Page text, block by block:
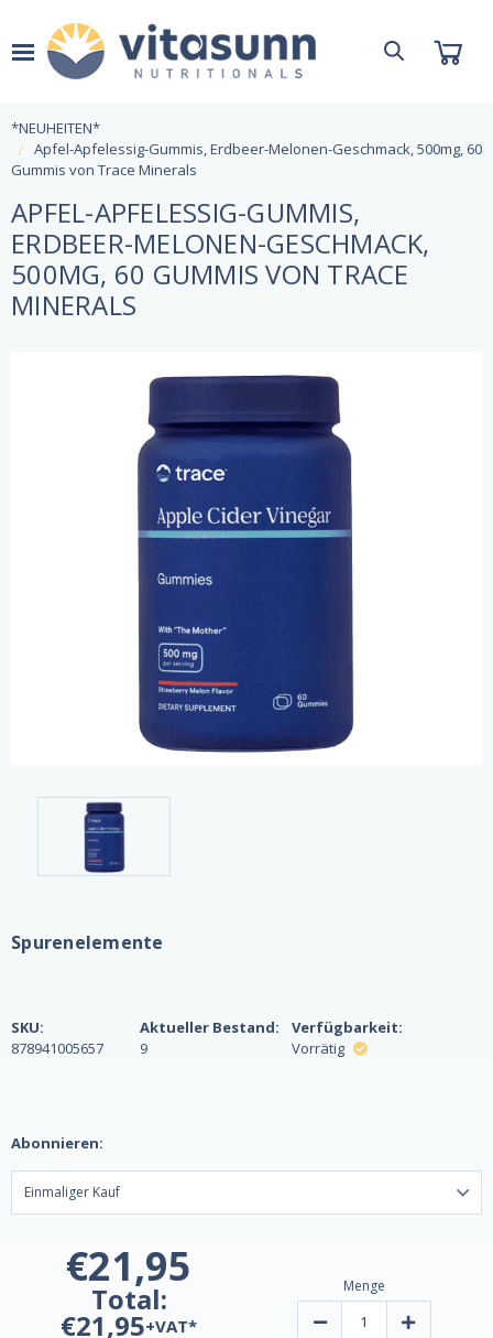
*NEUHEITEN*
Apfel-Apfelessig-Gummis, Erdbeer-Melonen-Geschmack, 500mg, 60
Gummis von Trace Minerals
APFEL-APFELESSIG-GUMMIS,
ERDBEER-MELONEN-GESCHMACK,
500MG, 60 GUMMIS VON TRACE
MINERALS
Spurenelemente
SKU:
878941005657
Aktueller Bestand:
9
Verfügbarkeit:
Vorrätig
Abonnieren:
€21,95
Total:
€21,95+VAT*
Menge
Verringern Erhöhen